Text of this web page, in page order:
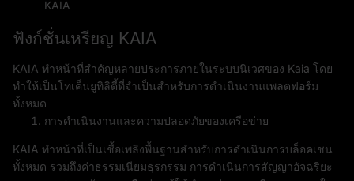
KAIA
ฟังก์ชั่นเหรียญ KAIA
KAIA ทำหน้าที่สำคัญหลายประการภายในระบบนิเวศของ Kaia โดย
ทำให้เป็นโทเค็นยูทิลิตี้ที่จำเป็นสำหรับการดำเนินงานแพลตฟอร์ม
ทั้งหมด
การดำเนินงานและความปลอดภัยของเครือข่าย
KAIA ทำหน้าที่เป็นเชื้อเพลิงพื้นฐานสำหรับการดำเนินการบล็อคเชน
ทั้งหมด รวมถึงค่าธรรมเนียมธุรกรรม การดำเนินการสัญญาอัจฉริยะ